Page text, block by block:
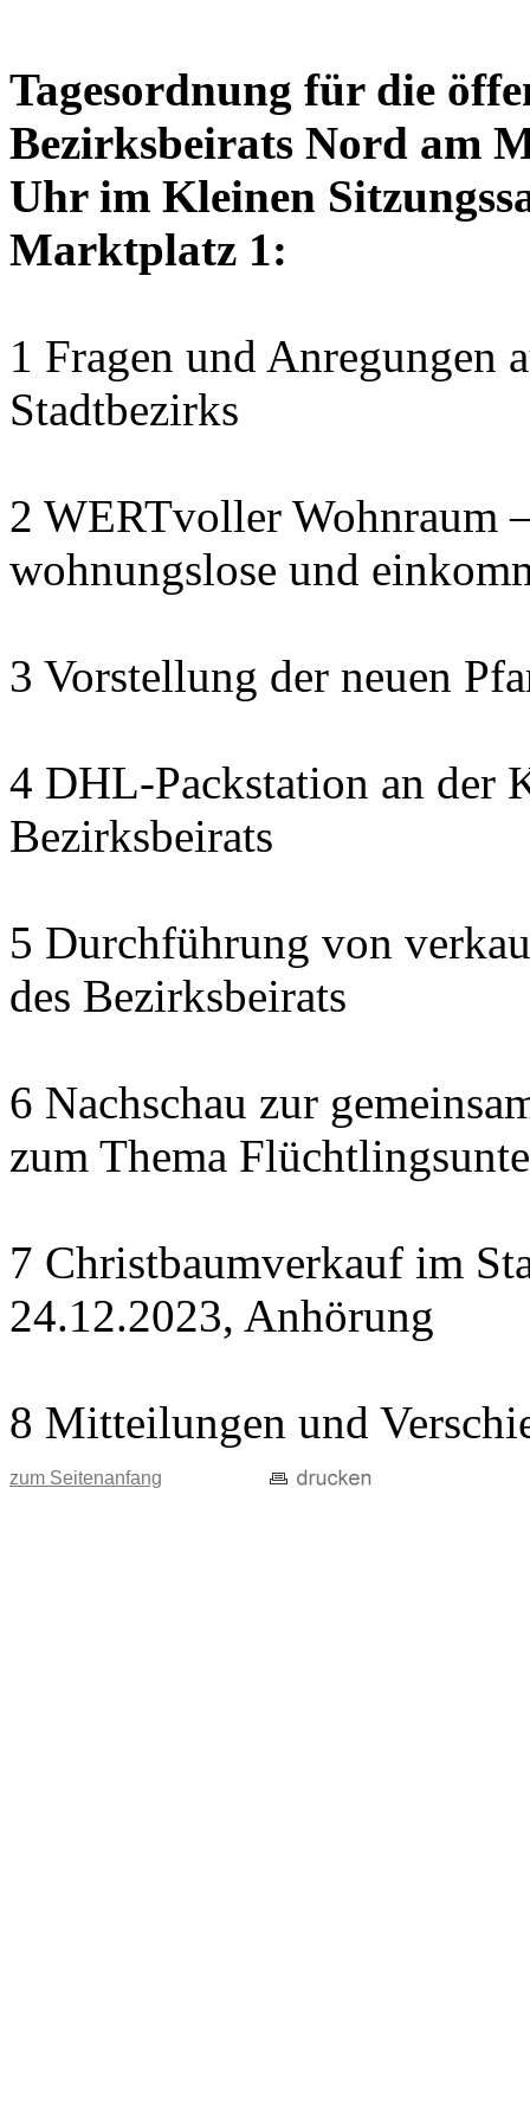
Tagesordnung für die
Bezirksbeirats Nord am
Uhr im Kleinen
Marktplatz 1:
1 Fragen und Anregungen
Stadtbezirks
2 WERTvoller Wohnraum
wohnungslose und
3 Vorstellung der neuen
4 DHL-Packstation an der
Bezirksbeirats
5 Durchführung von
des Bezirksbeirats
6 Nachschau zur
zum Thema
7 Christbaumverkauf im
24.12.2023, Anhörung
8 Mitteilungen und
zum Seitenanfang